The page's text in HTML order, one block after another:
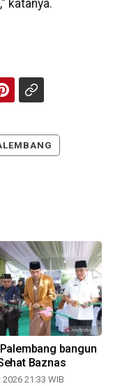
katanya.
bangun
Baznas
21:33 WIB